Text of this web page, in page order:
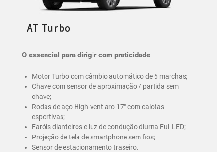
AT Turbo
O essencial para dirigir com praticidade
Motor Turbo com câmbio automático de 6 marchas;
Chave com sensor de aproximação / partida sem
chave;
Rodas de aço High-vent aro 17" com calotas
esportivas;
Faróis dianteiros e luz de condução diurna Full LED;
Projeção de tela de smartphone sem fios;
Sensor de estacionamento traseiro.